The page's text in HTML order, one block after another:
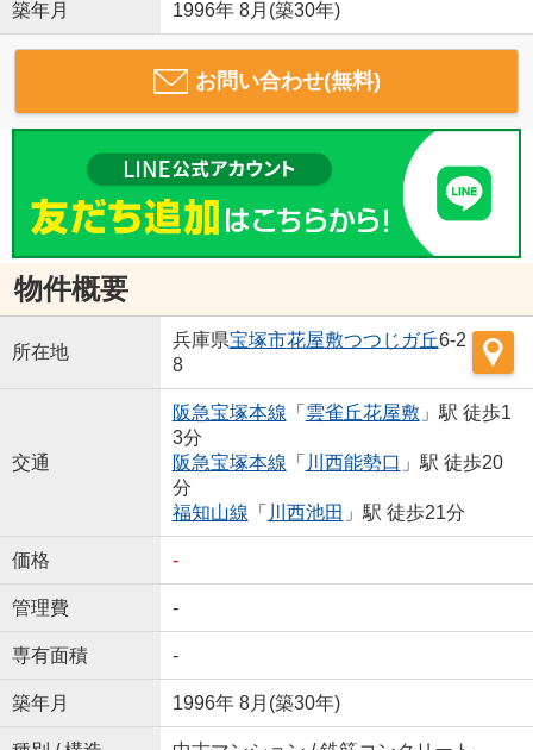
築年月 1996年 8月(築30年)
お問い合わせ(無料)
物件概要
所在地
兵庫県宝塚市花屋敷つつじガ丘6-2
8
交通
阪急宝塚本線 「 雲雀丘花屋敷 」駅 徒歩1
3分
阪急宝塚本線 「 川西能勢口 」駅 徒歩20
分
福知山線 「 川西池田 」駅 徒歩21分
価格 -
管理費 -
専有面積 -
築年月 1996年 8月(築30年)